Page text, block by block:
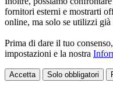
fornitori esterni e mostrarti
online, ma solo se utilizzi
Prima di dare il tuo
impostazioni e la nostra
Accetta Solo obbligatori